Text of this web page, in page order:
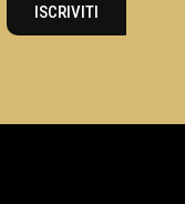
ISCRIVITI